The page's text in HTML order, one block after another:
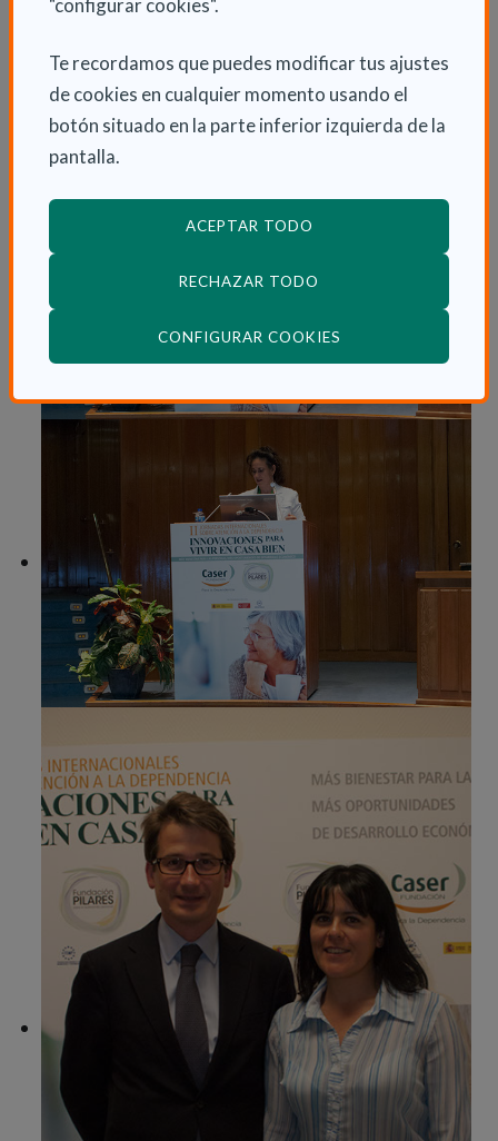
Te recordamos que puedes modificar tus ajustes
de cookies en cualquier momento usando el
botón situado en la parte inferior izquierda de la
pantalla.
ACEPTAR TODO
RECHAZAR TODO
CONFIGURAR COOKIES